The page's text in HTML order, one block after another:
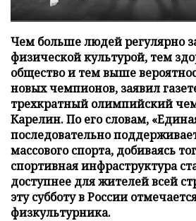
Чем больше людей регулярно
физической культурой, тем
общество и тем выше
новых чемпионов, заявил
трехкратный олимпийский
Карелин. По его словам,
последовательно
массового спорта, добиваясь
спортивная инфраструктура
доступнее для жителей всей
эту субботу в России
физкультурника.